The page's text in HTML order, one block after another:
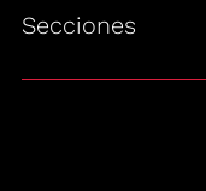
Secciones